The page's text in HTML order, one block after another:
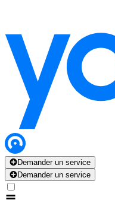
Demander un service
Demander un service